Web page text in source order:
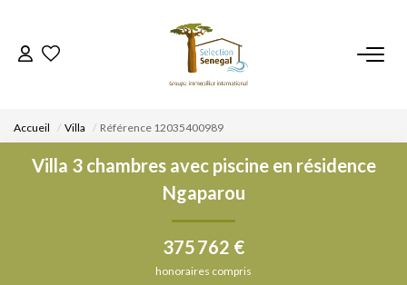
ACCUEIL
NOS BIENS
VENDRE UN BIEN
DÉPOSEZ VOTRE RECHERCHE
Accueil Villa Référence 12035400989
Villa 3 chambres avec piscine en résidence
Ngaparou
375 762 €
honoraires compris